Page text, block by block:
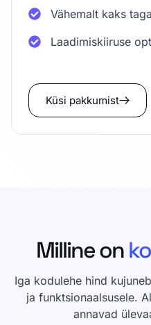
Vähemalt kaks
Laadimiskiiruse
Küsi pakkumist
Milline on
Iga kodulehe hind
ja funktsionaalsusele.
annavad